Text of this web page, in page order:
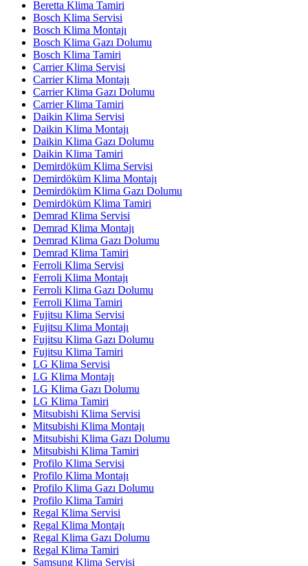
Beretta Klima Tamiri
Bosch Klima Servisi
Bosch Klima Montajı
Bosch Klima Gazı Dolumu
Bosch Klima Tamiri
Carrier Klima Servisi
Carrier Klima Montajı
Carrier Klima Gazı Dolumu
Carrier Klima Tamiri
Daikin Klima Servisi
Daikin Klima Montajı
Daikin Klima Gazı Dolumu
Daikin Klima Tamiri
Demirdöküm Klima Servisi
Demirdöküm Klima Montajı
Demirdöküm Klima Gazı Dolumu
Demirdöküm Klima Tamiri
Demrad Klima Servisi
Demrad Klima Montajı
Demrad Klima Gazı Dolumu
Demrad Klima Tamiri
Ferroli Klima Servisi
Ferroli Klima Montajı
Ferroli Klima Gazı Dolumu
Ferroli Klima Tamiri
Fujitsu Klima Servisi
Fujitsu Klima Montajı
Fujitsu Klima Gazı Dolumu
Fujitsu Klima Tamiri
LG Klima Servisi
LG Klima Montajı
LG Klima Gazı Dolumu
LG Klima Tamiri
Mitsubishi Klima Servisi
Mitsubishi Klima Montajı
Mitsubishi Klima Gazı Dolumu
Mitsubishi Klima Tamiri
Profilo Klima Servisi
Profilo Klima Montajı
Profilo Klima Gazı Dolumu
Profilo Klima Tamiri
Regal Klima Servisi
Regal Klima Montajı
Regal Klima Gazı Dolumu
Regal Klima Tamiri
Samsung Klima Servisi